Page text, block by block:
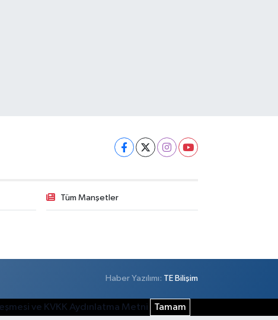
Tüm Manşetler
Haber Yazılımı: TE Bilişim
ve KVKK Aydınlatma Metni Tamam